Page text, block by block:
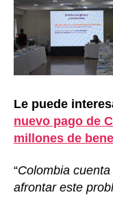
Le puede
nuevo pago de
millones de
“Colombia
afrontar este